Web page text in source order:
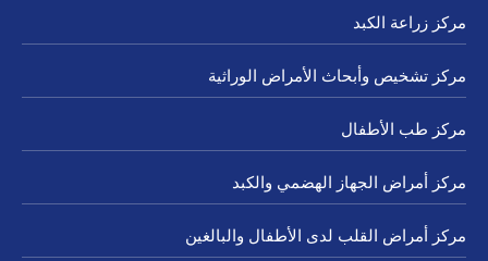
مركز زراعة الكبد
مركز تشخيص وأبحاث الأمراض الوراثية
مركز طب الأطفال
مركز أمراض الجهاز الهضمي والكبد
مركز أمراض القلب لدى الأطفال والبالغين